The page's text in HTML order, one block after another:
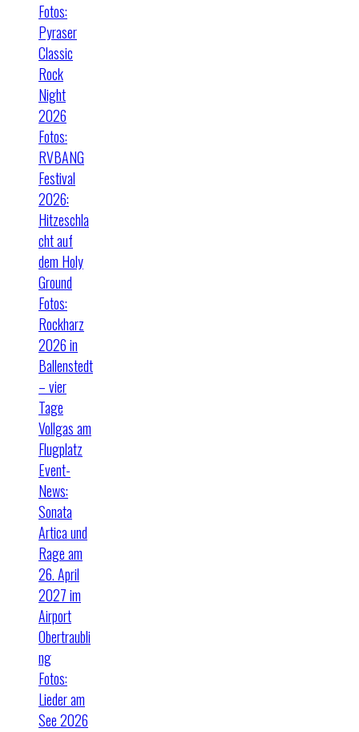
Fotos:
Pyraser
Classic
Rock
Night
2026
Fotos:
RVBANG
Festival
2026:
Hitzeschla
cht auf
dem Holy
Ground
Fotos:
Rockharz
2026 in
Ballenstedt
– vier
Tage
Vollgas am
Flugplatz
Event-
News:
Sonata
Artica und
Rage am
26. April
2027 im
Airport
Obertraubli
ng
Fotos:
Lieder am
See 2026